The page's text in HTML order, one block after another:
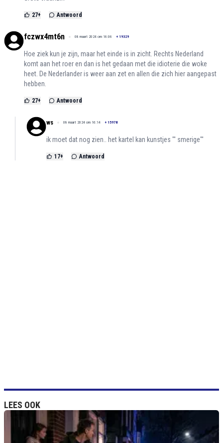
27+ Antwoord
fczwx4mt6n 08 maart 2024 om 16:06 + 19329
Hoe ziek kun je zijn, maar het einde is in zicht. Rechts Nederland
komt aan het roer en dan is het gedaan met die idioterie die woke
heet. De Nederlander is weer aan zet en allen die zich hier aangepast
hebben.
27+ Antwoord
ws 08 maart 2024 om 16:14 + 15978
ik moet dat nog zien.. het kartel kan kunstjes "' smerige"'
17+ Antwoord
LEES OOK